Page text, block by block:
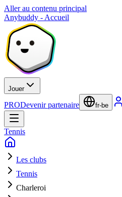
Aller au contenu principal
Anybuddy - Accueil
Jouer
PRODevenir partenaire fr-be
Tennis
Les clubs
Tennis
Charleroi